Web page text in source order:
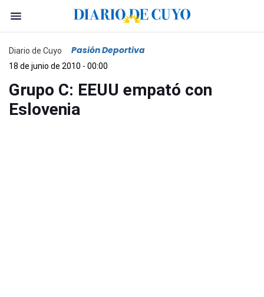
Diario de Cuyo Pasión Deportiva
18 de junio de 2010 - 00:00
Grupo C: EEUU empató con
Eslovenia